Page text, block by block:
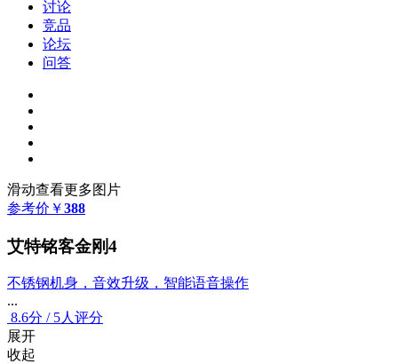
讨论
竞品
论坛
问答
滑动查看更多图片
参考价 ￥388
艾特铭客金刚4
不锈钢机身，音效升级，智能语音操作
...
8.6分 / 5人评分
展开
收起